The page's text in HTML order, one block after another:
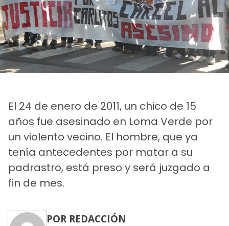
El 24 de enero de 2011, un chico de 15
años fue asesinado en Loma Verde por
un violento vecino. El hombre, que ya
tenía antecedentes por matar a su
padrastro, está preso y será juzgado a
fin de mes.
POR REDACCIÓN